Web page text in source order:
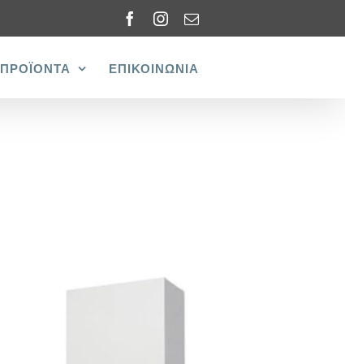
FacebookInstagram
Email
ΠΡΟΪΟΝΤΑ ΕΠΙΚΟΙΝΩΝΙΑ